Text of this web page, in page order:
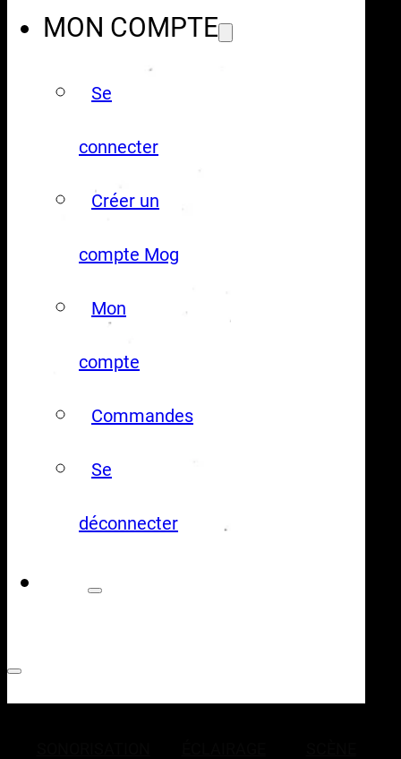
MON COMPTE
Se
connecter
Créer un
compte Mog
Mon
compte
Commandes
Se
déconnecter